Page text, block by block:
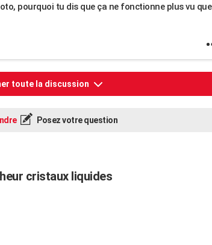
pourquoi tu dis que ça ne fonctionne plus vu que
toute la discussion
Posez votre question
cristaux liquides